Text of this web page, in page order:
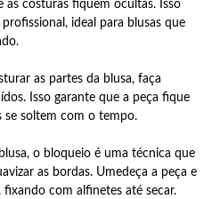
as costuras fiquem ocultas. Isso
ideal para blusas que
as partes da blusa, faça
Isso garante que a peça fique
se soltem com o tempo.
o bloqueio é uma técnica que
as bordas. Umedeça a peça e
com alfinetes até secar.